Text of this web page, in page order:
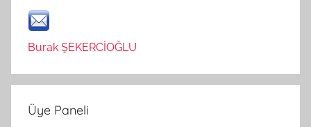
Burak ŞEKERCİOĞLU
Üye Paneli